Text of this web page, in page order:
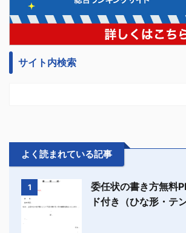
サイト内検索
よく読まれている記事
1
委任状の書き方無料
ド付き（ひな形・テ